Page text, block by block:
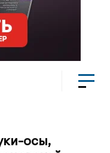
осы,